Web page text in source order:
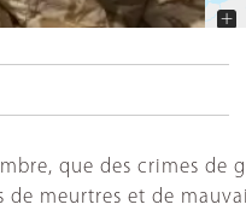
+
que des crimes de
meurtres et de